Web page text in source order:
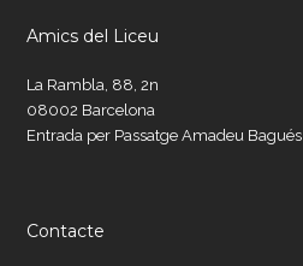
Amics del Liceu
La Rambla, 88, 2n
08002 Barcelona
Entrada per Passatge Amadeu Bagués
Contacte